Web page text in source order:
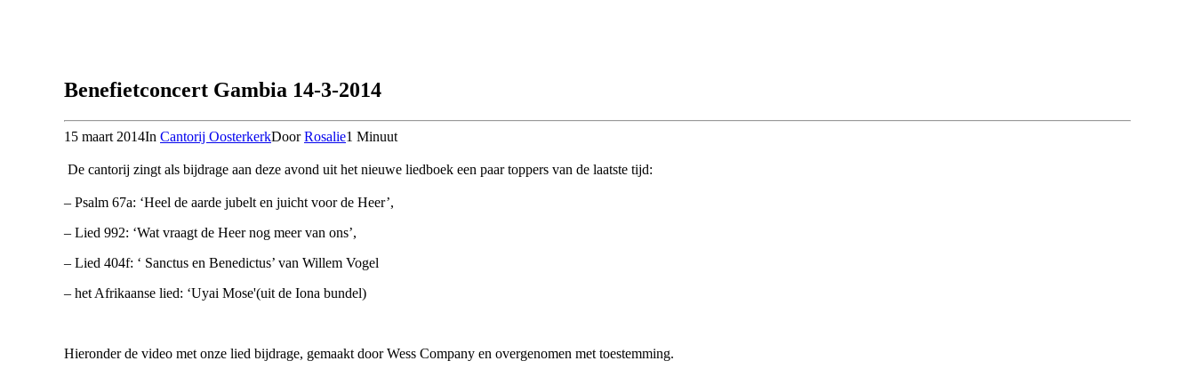
Benefietconcert Gambia 14-3-2014
15 maart 2014In Cantorij OosterkerkDoorRosalie1 Minuut
De cantorij zingt als bijdrage aan deze avond uit het nieuwe liedboek een paar toppers van de laatste tijd:
– Psalm 67a: ‘Heel de aarde jubelt en juicht voor de Heer’,
– Lied 992: ‘Wat vraagt de Heer nog meer van ons’,
– Lied 404f: ‘ Sanctus en Benedictus’ van Willem Vogel
– het Afrikaanse lied: ‘Uyai Mose'(uit de Iona bundel)
Hieronder de video met onze lied bijdrage, gemaakt door Wess Company en overgenomen met toestemming.